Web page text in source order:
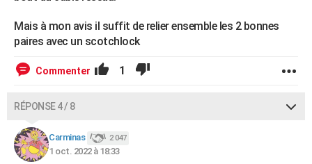
Mais à mon avis il suffit de relier ensemble les 2 bonnes
paires avec un scotchlock
Commenter 1
RÉPONSE 4 / 8
Carminas 2 047
1 oct. 2022 à 18:33